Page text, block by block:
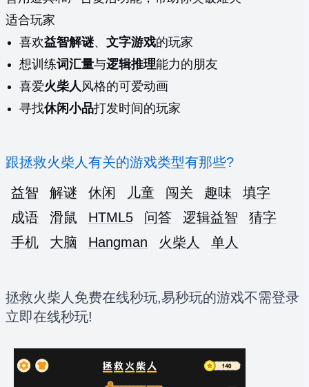
适合玩家
喜欢益智解谜、 文字游戏的玩家
想训练词汇量与逻辑推理能力的朋友
喜爱火柴人风格的可爱动画
寻找休闲小品打发时间的玩家
跟拯救火柴人有关的游戏类型有那些?
益智
解谜 休闲 儿童 闯关 趣味
填字
成语
滑鼠 HTML5 问答 逻辑益智
猜字
手机
大脑 Hangman 火柴人 单人
拯救火柴人免费在线秒玩,易秒玩的游戏不需登录
立即在线秒玩!